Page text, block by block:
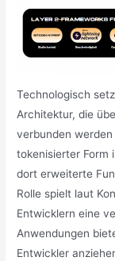
Technologisch
Architektur, die
verbunden
tokenisierter Form
dort erweiterte
Rolle spielt laut
Entwicklern eine
Anwendungen
Entwickler